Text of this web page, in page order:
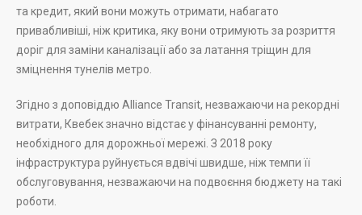
та кредит, який вони можуть отримати, набагато
привабливіші, ніж критика, яку вони отримують за розриття
доріг для заміни каналізації або за латання тріщин для
зміцнення тунелів метро.
Згідно з доповіддю Alliance Transit, незважаючи на рекордні
витрати, Квебек значно відстає у фінансуванні ремонту,
необхідного для дорожньої мережі. З 2018 року
інфраструктура руйнується вдвічі швидше, ніж темпи її
обслуговування, незважаючи на подвоєння бюджету на такі
роботи.